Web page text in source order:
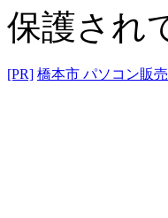
保護され
[PR] 橋本市 パソコン販